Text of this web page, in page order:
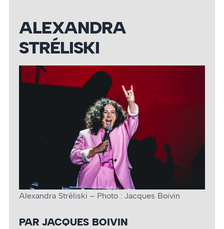
ALEXANDRA
STRÉLISKI
Alexandra Stréliski – Photo : Jacques Boivin
PAR JACQUES BOIVIN